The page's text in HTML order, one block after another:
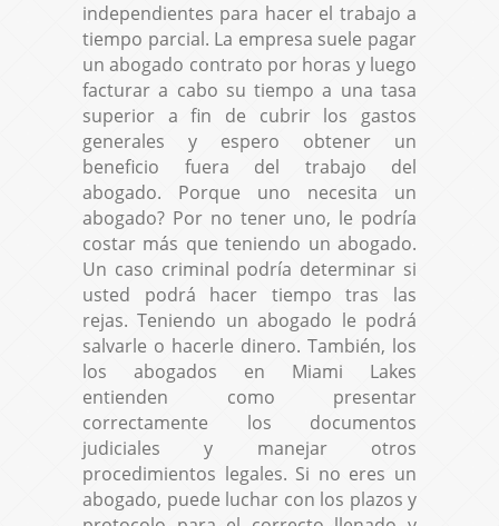
independientes para hacer el trabajo a
tiempo parcial. La empresa suele pagar
un abogado contrato por horas y luego
facturar a cabo su tiempo a una tasa
superior a fin de cubrir los gastos
generales y espero obtener un
beneficio fuera del trabajo del
abogado. Porque uno necesita un
abogado? Por no tener uno, le podría
costar más que teniendo un abogado.
Un caso criminal podría determinar si
usted podrá hacer tiempo tras las
rejas. Teniendo un abogado le podrá
salvarle o hacerle dinero. También, los
los abogados en Miami Lakes
entienden como presentar
correctamente los documentos
judiciales y manejar otros
procedimientos legales. Si no eres un
abogado, puede luchar con los plazos y